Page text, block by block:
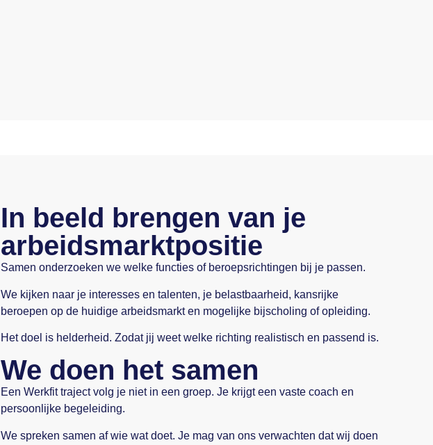
In beeld brengen van je
arbeidsmarktpositie
Samen onderzoeken we welke functies of beroepsrichtingen bij je passen.
We kijken naar je interesses en talenten, je belastbaarheid, kansrijke
beroepen op de huidige arbeidsmarkt en mogelijke bijscholing of opleiding.
Het doel is helderheid. Zodat jij weet welke richting realistisch en passend is.
We doen het samen
Een Werkfit traject volg je niet in een groep. Je krijgt een vaste coach en
persoonlijke begeleiding.
We spreken samen af wie wat doet. Je mag van ons verwachten dat wij doen